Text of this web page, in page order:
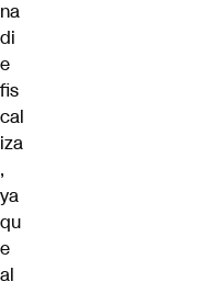
na
di
e
fis
cal
iza
,
ya
qu
e
al